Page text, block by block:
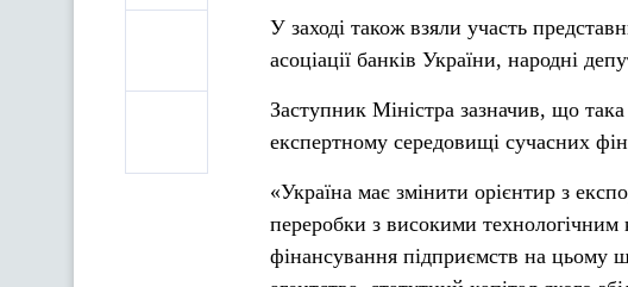
У заході також взяли участь
асоціації банків України, народні
Заступник Міністра зазначив, що
експертному середовищі сучасних
«Україна має змінити орієнтир з
переробки з високими
фінансування підприємств на цьому